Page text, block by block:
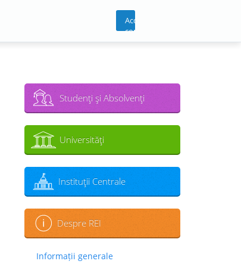
Acces
cont
Studenţi şi Absolvenţi
Universităţi
Instituţii Centrale
Despre REI
Informații generale